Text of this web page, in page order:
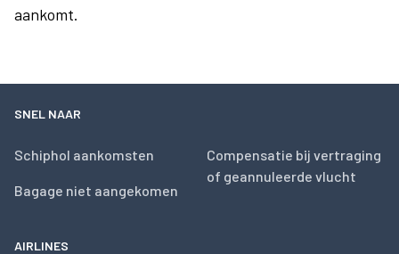
aankomt.
SNEL NAAR
Schiphol aankomsten
Bagage niet aangekomen
Compensatie bij vertraging
of geannuleerde vlucht
AIRLINES